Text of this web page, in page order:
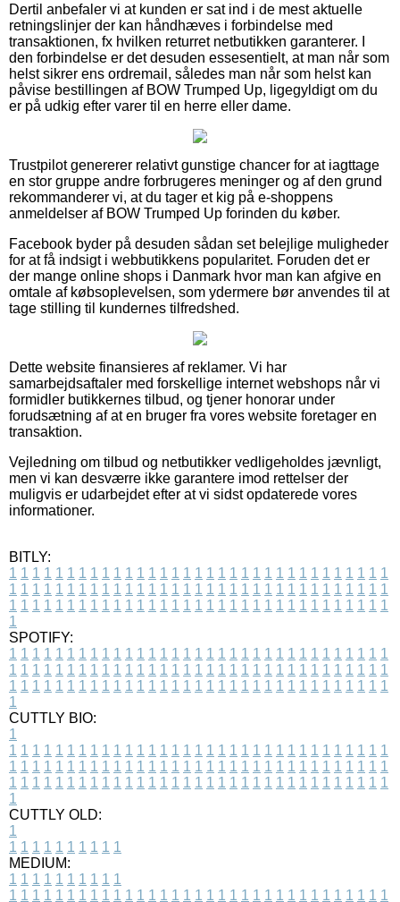
Dertil anbefaler vi at kunden er sat ind i de mest aktuelle
retningslinjer der kan håndhæves i forbindelse med
transaktionen, fx hvilken returret netbutikken garanterer. I
den forbindelse er det desuden essesentielt, at man når som
helst sikrer ens ordremail, således man når som helst kan
påvise bestillingen af BOW Trumped Up, ligegyldigt om du
er på udkig efter varer til en herre eller dame.
Trustpilot genererer relativt gunstige chancer for at iagttage
en stor gruppe andre forbrugeres meninger og af den grund
rekommanderer vi, at du tager et kig på e-shoppens
anmeldelser af BOW Trumped Up forinden du køber.
Facebook byder på desuden sådan set belejlige muligheder
for at få indsigt i webbutikkens popularitet. Foruden det er
der mange online shops i Danmark hvor man kan afgive en
omtale af købsoplevelsen, som ydermere bør anvendes til at
tage stilling til kundernes tilfredshed.
Dette website finansieres af reklamer. Vi har
samarbejdsaftaler med forskellige internet webshops når vi
formidler butikkernes tilbud, og tjener honorar under
forudsætning af at en bruger fra vores website foretager en
transaktion.
Vejledning om tilbud og netbutikker vedligeholdes jævnligt,
men vi kan desværre ikke garantere imod rettelser der
muligvis er udarbejdet efter at vi sidst opdaterede vores
informationer.
BITLY:
1 1 1 1 1 1 1 1 1 1 1 1 1 1 1 1 1 1 1 1 1 1 1 1 1 1 1 1 1 1 1 1 1
1 1 1 1 1 1 1 1 1 1 1 1 1 1 1 1 1 1 1 1 1 1 1 1 1 1 1 1 1 1 1 1 1
1 1 1 1 1 1 1 1 1 1 1 1 1 1 1 1 1 1 1 1 1 1 1 1 1 1 1 1 1 1 1 1 1
1
SPOTIFY:
1 1 1 1 1 1 1 1 1 1 1 1 1 1 1 1 1 1 1 1 1 1 1 1 1 1 1 1 1 1 1 1 1
1 1 1 1 1 1 1 1 1 1 1 1 1 1 1 1 1 1 1 1 1 1 1 1 1 1 1 1 1 1 1 1 1
1 1 1 1 1 1 1 1 1 1 1 1 1 1 1 1 1 1 1 1 1 1 1 1 1 1 1 1 1 1 1 1 1
1
CUTTLY BIO:
1
1 1 1 1 1 1 1 1 1 1 1 1 1 1 1 1 1 1 1 1 1 1 1 1 1 1 1 1 1 1 1 1 1
1 1 1 1 1 1 1 1 1 1 1 1 1 1 1 1 1 1 1 1 1 1 1 1 1 1 1 1 1 1 1 1 1
1 1 1 1 1 1 1 1 1 1 1 1 1 1 1 1 1 1 1 1 1 1 1 1 1 1 1 1 1 1 1 1 1
1
CUTTLY OLD:
1
1 1 1 1 1 1 1 1 1 1
MEDIUM:
1 1 1 1 1 1 1 1 1 1
1 1 1 1 1 1 1 1 1 1 1 1 1 1 1 1 1 1 1 1 1 1 1 1 1 1 1 1 1 1 1 1 1